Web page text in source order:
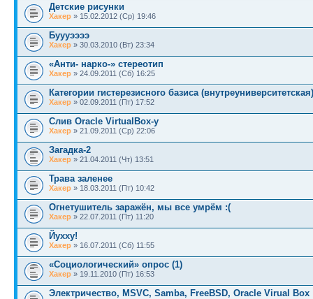
Детские рисунки
Хакер » 15.02.2012 (Ср) 19:46
Буууээээ
Хакер » 30.03.2010 (Вт) 23:34
«Анти- нарко-» стереотип
Хакер » 24.09.2011 (Сб) 16:25
Категории гистерезисного базиса (внутреуниверситетская)
Хакер » 02.09.2011 (Пт) 17:52
Слив Oracle VirtualBox-у
Хакер » 21.09.2011 (Ср) 22:06
Загадка-2
Хакер » 21.04.2011 (Чт) 13:51
Трава заленее
Хакер » 18.03.2011 (Пт) 10:42
Огнетушитель заражён, мы все умрём :(
Хакер » 22.07.2011 (Пт) 11:20
Йухху!
Хакер » 16.07.2011 (Сб) 11:55
«Социологический» опрос (1)
Хакер » 19.11.2010 (Пт) 16:53
Электричество, MSVC, Samba, FreeBSD, Oracle Virual Box